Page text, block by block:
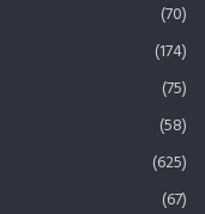
(70)
(174)
(75)
(58)
(625)
(67)